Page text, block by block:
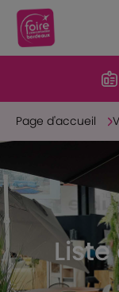
Page d'accueil